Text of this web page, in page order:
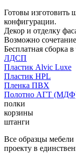
Готовы изготовить
конфигурации.
Декор и отделку
Возможно
Бесплатная сборка
ЛДСП
Пластик Alvic Luxe
Пластик HPL
Пленка ПВХ
Полотно АГТ
полки
корзины
штанги
Все образцы
проекту в